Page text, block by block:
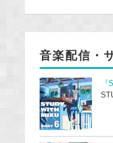
音楽配信・
『